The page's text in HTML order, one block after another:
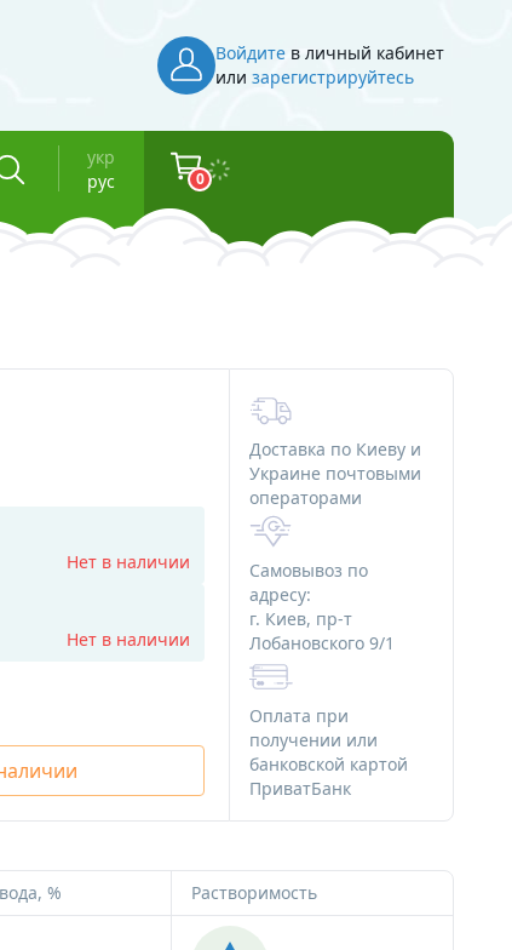
Войдитев личный кабинет
или зарегистрируйтесь
мыла
Флаконы для косметики
Баночки для косметики
Вакуумные флаконы
Тубы для косметики
Алюминиевая тара
Стеклянная тара
Различная тара
Тара для декоративной косметики
Наборы начинающего мыловара
Ангелочки
Новый Год и зима
укр
рус
0
Нет в наличии
Нет в наличии
Доставка по Киеву и
Украине почтовыми
операторами
Самовывоз по
адресу:
г. Киев, пр-т
Лобановского 9/1
Оплата при
получении или
банковской картой
ПриватБанк
% Растворимость